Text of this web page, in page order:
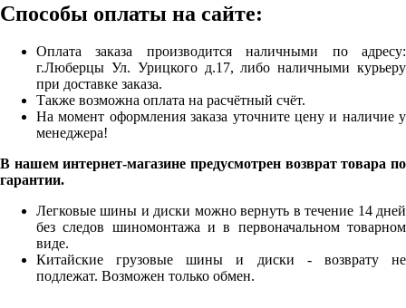
Способы оплаты на сайте:
Оплата заказа производится наличными по адресу:
г.Люберцы Ул. Урицкого д.17, либо наличными курьеру
при доставке заказа.
Также возможна оплата на расчётный счёт.
На момент оформления заказа уточните цену и наличие у
менеджера!
В нашем интернет-магазине предусмотрен возврат товара по
гарантии.
Легковые шины и диски можно вернуть в течение 14 дней
без следов шиномонтажа и в первоначальном товарном
виде.
Китайские грузовые шины и диски - возврату не
подлежат. Возможен только обмен.